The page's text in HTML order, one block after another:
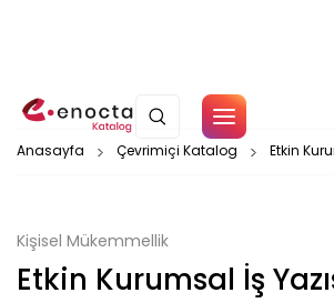
Çerez Politikamız
Anasayfa Çevrimiçi Katalog Etkin
Kişisel Mükemmellik
Etkin Kurumsal İş